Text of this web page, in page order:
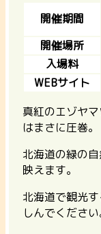
開催期間
開催場所
入場料
WEBサイト
真紅のエゾヤ
はまさに圧巻。
北海道の緑の
映えます。
北海道で観光
しんでください